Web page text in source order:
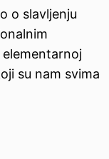
o slavljenju
su nam svima